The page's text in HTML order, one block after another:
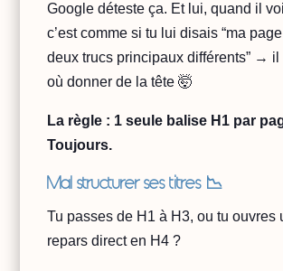
Google déteste ça. Et lui, quand il
c’est comme si tu lui disais “ma
deux trucs principaux différents” → il
où donner de la tête 🤯
La règle : 1 seule balise H1 par
Toujours.
Mal structurer ses titres 📉
Tu passes de H1 à H3, ou tu ouvres
repars direct en H4 ?